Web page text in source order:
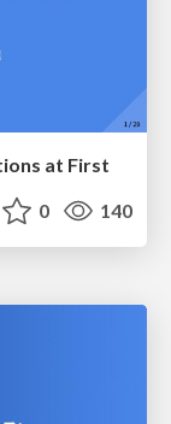
at First
0 140